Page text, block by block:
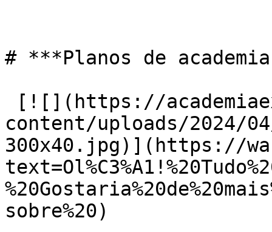
# ***Planos de
content/uploads/2024/
300x40.jpg)](https://
sobre%20)